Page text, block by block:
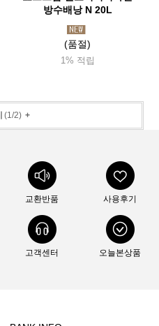
방수배낭 N 20L
(품절)
1% 적립
(1/2)+
교환반품 사용후기
고객센터 오늘본상품